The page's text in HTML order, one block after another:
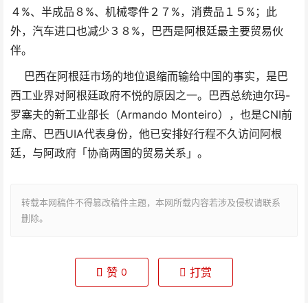
４%、半成品８%、机械零件２７%，消费品１５%；此
外，汽车进口也减少３８%，巴西是阿根廷最主要贸易伙
伴。
巴西在阿根廷市场的地位退缩而输给中国的事实，是巴
西工业界对阿根廷政府不悦的原因之一。巴西总统迪尔玛-
罗塞夫的新工业部长（Armando Monteiro），也是CNI前
主席、巴西UIA代表身份，他已安排好行程不久访问阿根
廷，与阿政府「协商两国的贸易关系」。
转载本网稿件不得篡改稿件主题，本网所载内容若涉及侵权请联系
删除。
赞 0 打赏